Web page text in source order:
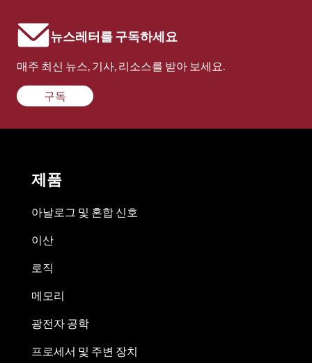
뉴스레터를 구독하세요
매주 최신 뉴스, 기사, 리소스를 받아 보세요.
구독
제품
아날로그 및 혼합 신호
이산
로직
메모리
광전자 공학
프로세서 및 주변 장치